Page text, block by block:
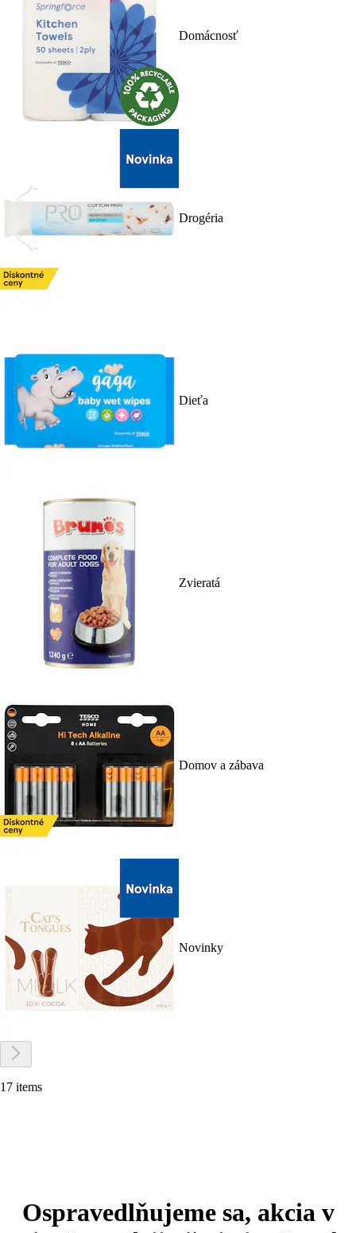
Domácnosť
Drogéria
Dieťa
Zvieratá
Domov a zábava
Novinky
17 items
Ospravedlňujeme sa, akcia v